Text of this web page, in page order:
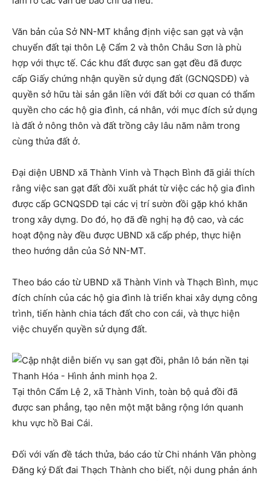
Văn bản của Sở NN-MT khẳng định việc san gạt và vận
chuyển đất tại thôn Lệ Cẩm 2 và thôn Châu Sơn là phù
hợp với thực tế. Các khu đất được san gạt đều đã được
cấp Giấy chứng nhận quyền sử dụng đất (GCNQSDĐ) và
quyền sở hữu tài sản gắn liền với đất bởi cơ quan có thẩm
quyền cho các hộ gia đình, cá nhân, với mục đích sử dụng
là đất ở nông thôn và đất trồng cây lâu năm nằm trong
cùng thửa đất ở.
Đại diện UBND xã Thành Vinh và Thạch Bình đã giải thích
rằng việc san gạt đất đồi xuất phát từ việc các hộ gia đình
được cấp GCNQSDĐ tại các vị trí sườn đồi gặp khó khăn
trong xây dựng. Do đó, họ đã đề nghị hạ độ cao, và các
hoạt động này đều được UBND xã cấp phép, thực hiện
theo hướng dẫn của Sở NN-MT.
Theo báo cáo từ UBND xã Thành Vinh và Thạch Bình, mục
đích chính của các hộ gia đình là triển khai xây dựng công
trình, tiến hành chia tách đất cho con cái, và thực hiện
việc chuyển quyền sử dụng đất.
Tại thôn Cẩm Lệ 2, xã Thành Vinh, toàn bộ quả đồi đã
được san phẳng, tạo nên một mặt bằng rộng lớn quanh
khu vực hồ Bai Cái.
Đối với vấn đề tách thửa, báo cáo từ Chi nhánh Văn phòng
Đăng ký Đất đai Thạch Thành cho biết, nội dung phản ánh